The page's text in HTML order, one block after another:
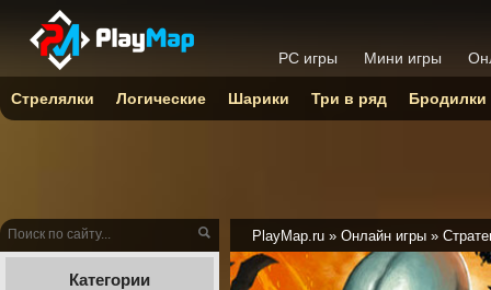
PlayMap.ru » Онлайн игры »
Категории
PC игры Мини игры
Стрелялки Логические Шарики Три в ряд Бродилки